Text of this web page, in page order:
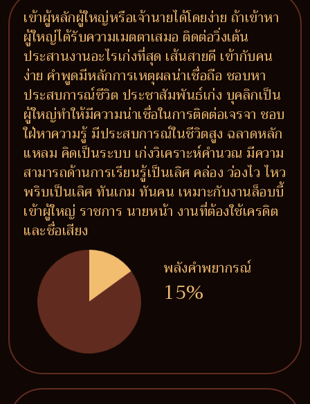
เข้าผู้หลักผู้ใหญ่หรือเจ้านายได้โดยง่าย ถ้าเข้าหา
ผู้ใหญ่ได้รับความเมตตาเสมอ ติดต่อวิ่งเต้น
ประสานงานอะไรเก่งที่สุด เส้นสายดี เข้ากับคน
ง่าย คำพูดมีหลักการเหตุผลน่าเชื่อถือ ชอบหา
ประสบการณ์ชีวิต ประชาสัมพันธ์เก่ง บุคลิกเป็น
ผู้ใหญ่ทำให้มีความน่าเชื่อในการติดต่อเจรจา ชอบ
ใฝ่หาความรู้ มีประสบการณ์ในชีวิตสูง ฉลาดหลัก
แหลม คิดเป็นระบบ เก่งวิเคราะห์คำนวณ มีความ
สามารถด้านการเรียนรู้เป็นเลิศ คล่อง ว่องไว ไหว
พริบเป็นเลิศ ทันเกม ทันคน เหมาะกับงานล็อบบี้
เข้าผู้ใหญ่ ราชการ นายหน้า งานที่ต้องใช้เครดิต
และชื่อเสียง
พลังคำพยากรณ์
15%